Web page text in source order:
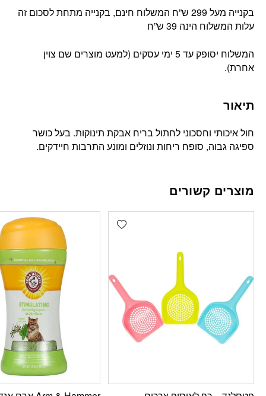
בקנייה מעל 299 ש”ח המשלוח חינם, בקנייה מתחת לסכום זה
עלות המשלוח הינה 39 ש”ח
המשלוח יסופק עד 5 ימי עסקים (למעט מוצרים שם צוין
אחרת).
תיאור
חול איכותי וחסכוני לחתול בריח אבקת תינוקות. בעל כושר
ספיגה גבוה, סופח ריחות ונוזלים ומונע התרבות חיידקים.
מוצרים קשורים
Add wishlist